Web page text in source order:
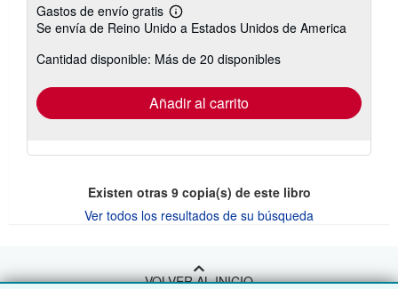
Gastos de envío gratis
Más
información
las
envío
Se envía de Reino Unido a Estados Unidos de America
Cantidad disponible: Más de 20 disponibles
Añadir al carrito
Existen otras 9copia(s) de este libro
Ver todos los resultados de su búsqueda
VOLVER AL INICIO